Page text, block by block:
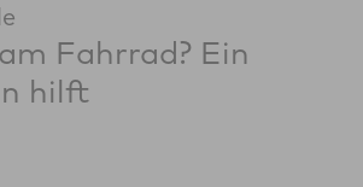
Fahrrad? Ein
hilft